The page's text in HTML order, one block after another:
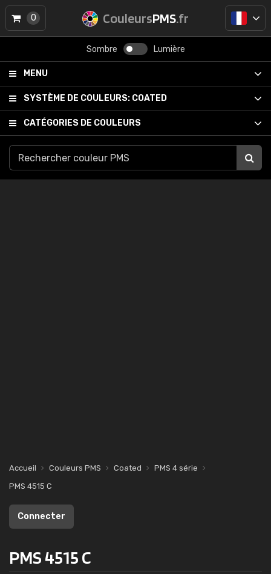
CouleursPMS.fr
Sombre Lumière
MENU
SYSTÈME DE COULEURS: COATED
CATÉGORIES DE COULEURS
0
Accueil Couleurs PMS Coated
PMS 4 série
PMS 4515 C
Connecter
PMS 4515 C